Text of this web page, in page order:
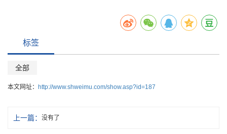
标签
全部
本文网址： http://www.shweimu.com/show.asp?id=187
上一篇： 没有了